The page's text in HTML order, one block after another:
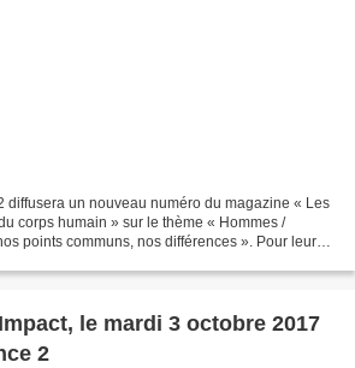
diffusera un nouveau numéro du magazine « Les
corps humain » sur le thème « Hommes /
points communs, nos différences ». Pour leur
le mardi 3 octobre 2017
2